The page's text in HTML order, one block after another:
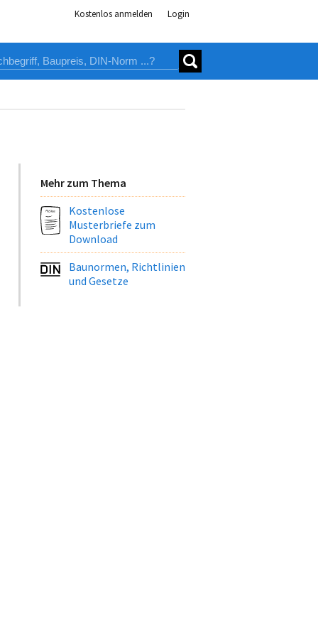
Kostenlos anmelden Login
Mehr zum Thema
Kostenlose
Musterbriefe zum
Download
Baunormen, Richtlinien
und Gesetze